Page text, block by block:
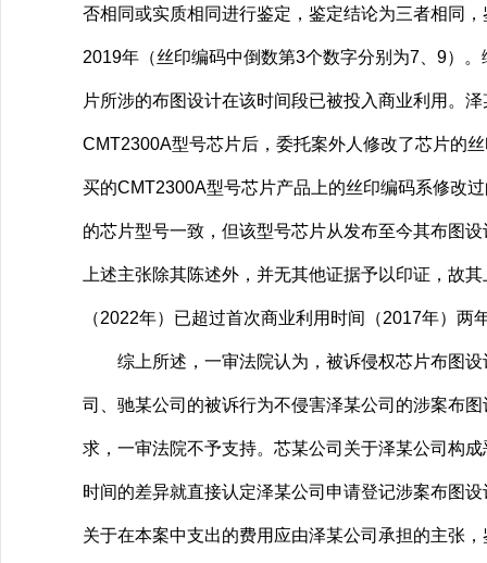
否相同或实质相同进行鉴定，鉴定结论为三者相同
2019年（丝印编码中倒数第3个数字分别为7、9）
片所涉的布图设计在该时间段已被投入商业利用。
CMT2300A型号芯片后，委托案外人修改了芯片的
买的CMT2300A型号芯片产品上的丝印编码系修改
的芯片型号一致，但该型号芯片从发布至今其布图
上述主张除其陈述外，并无其他证据予以印证，故
（2022年）已超过首次商业利用时间（2017年）
综上所述，一审法院认为，被诉侵权芯片布图设
司、驰某公司的被诉行为不侵害泽某公司的涉案布
求，一审法院不予支持。芯某公司关于泽某公司构
时间的差异就直接认定泽某公司申请登记涉案布图
关于在本案中支出的费用应由泽某公司承担的主张